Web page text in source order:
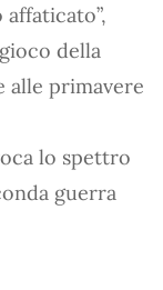
della
alle primavere
lo spettro
guerra